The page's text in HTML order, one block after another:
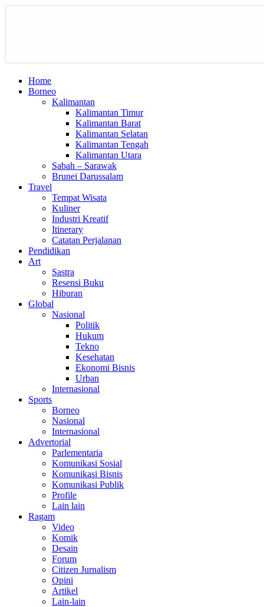
Home
Borneo
Kalimantan
Kalimantan Timur
Kalimantan Barat
Kalimantan Selatan
Kalimantan Tengah
Kalimantan Utara
Sabah – Sarawak
Brunei Darussalam
Travel
Tempat Wisata
Kuliner
Industri Kreatif
Itinerary
Catatan Perjalanan
Pendidikan
Art
Sastra
Resensi Buku
Hiburan
Global
Nasional
Politik
Hukum
Tekno
Kesehatan
Ekonomi Bisnis
Urban
Internasional
Sports
Borneo
Nasional
Internasional
Advertorial
Parlementaria
Komunikasi Sosial
Komunikasi Bisnis
Komunikasi Publik
Profile
Lain lain
Ragam
Video
Komik
Desain
Forum
Citizen Jurnalism
Opini
Artikel
Lain-lain